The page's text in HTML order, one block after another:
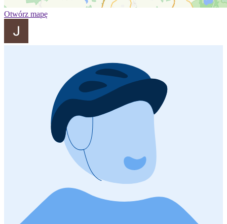
Otwórz mapę